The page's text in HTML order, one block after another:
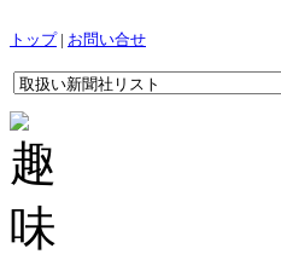
トップ| お問い合せ